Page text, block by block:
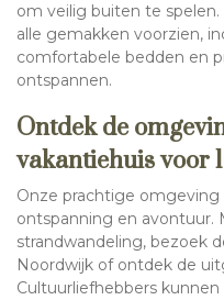
om veilig buiten te
alle gemakken voorzien,
comfortabele bedden en
ontspannen.
Ontdek de
vakantiehuis voor
Onze prachtige
ontspanning en avontuur.
strandwandeling, bezoek
Noordwijk of ontdek de
Cultuurliefhebbers